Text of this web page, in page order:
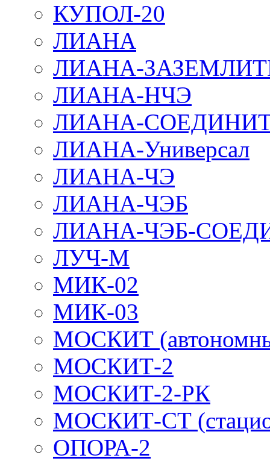
КУПОЛ-20
ЛИАНА
ЛИАНА-
ЛИАНА-НЧЭ
ЛИАНА-
ЛИАНА-Универсал
ЛИАНА-ЧЭ
ЛИАНА-ЧЭБ
ЛИАНА-ЧЭБ-
ЛУЧ-М
МИК-02
МИК-03
МОСКИТ
МОСКИТ-2
МОСКИТ-2-РК
МОСКИТ-СТ
ОПОРА-2